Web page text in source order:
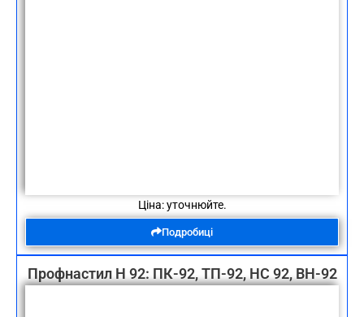
Ціна: уточнюйте.
Подробиці
Профнастил Н 92: ПК-92, ТП-92, НС 92, ВН-92